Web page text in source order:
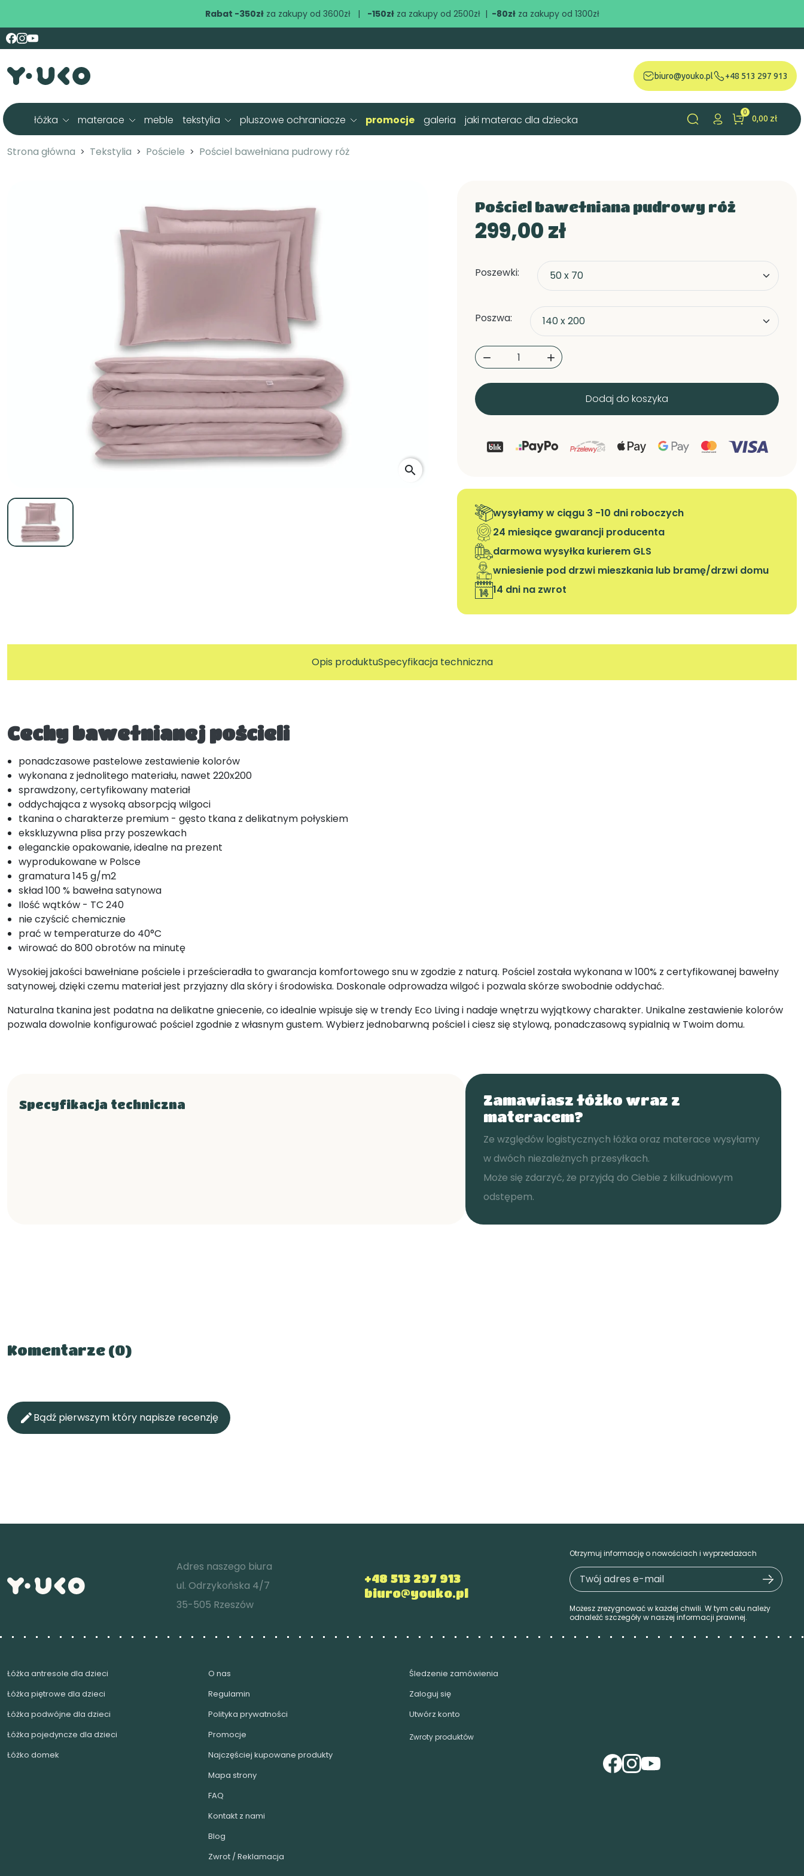
Rabat -350złza zakupy od 3600zł | -150złza zakupy od 2500zł | -80złza zakupy od 1300zł
biuro@youko.pl +48 513 297 913
łóżka materace meble tekstylia pluszowe ochraniacze promocje galeria jaki materac dla dziecka
0
0,00 zł
Strona główna Tekstylia Pościele Pościel bawełniana pudrowy róż
search
Pościel bawełniana pudrowy róż
299,00 zł
Poszewki:
Poszwa:
 
Dodaj do koszyka
wysyłamy w ciągu 3 -10 dni roboczych
24 miesiące gwarancji producenta
darmowa wysyłka kurierem GLS
wniesienie pod drzwi mieszkania lub bramę/drzwi domu
14 dni na zwrot
Opis produktuSpecyfikacja techniczna
Cechy bawełnianej pościeli
ponadczasowe pastelowe zestawienie kolorów
wykonana z jednolitego materiału, nawet 220x200
sprawdzony, certyfikowany materiał
oddychająca z wysoką absorpcją wilgoci
tkanina o charakterze premium - gęsto tkana z delikatnym połyskiem
ekskluzywna plisa przy poszewkach
eleganckie opakowanie, idealne na prezent
wyprodukowane w Polsce
gramatura 145 g/m2
skład 100 % bawełna satynowa
Ilość wątków - TC 240
nie czyścić chemicznie
prać w temperaturze do 40°C
wirować do 800 obrotów na minutę
Wysokiej jakości bawełniane pościele i prześcieradła to gwarancja komfortowego snu w zgodzie z naturą. Pościel została wykonana w 100% z certyfikowanej bawełny
satynowej, dzięki czemu materiał jest przyjazny dla skóry i środowiska. Doskonale odprowadza wilgoć i pozwala skórze swobodnie oddychać.
Naturalna tkanina jest podatna na delikatne gniecenie, co idealnie wpisuje się w trendy Eco Living i nadaje wnętrzu wyjątkowy charakter. Unikalne zestawienie kolorów
pozwala dowolnie konfigurować pościel zgodnie z własnym gustem. Wybierz jednobarwną pościel i ciesz się stylową, ponadczasową sypialnią w Twoim domu.
Specyfikacja techniczna
Zamawiasz łóżko wraz z
materacem?
Ze względów logistycznych łóżka oraz materace wysyłamy
w dwóch niezależnych przesyłkach.
Może się zdarzyć, że przyjdą do Ciebie z kilkudniowym
odstępem.
Komentarze (0)
Bądź pierwszym który napisze recenzję
Adres naszego biura
ul. Odrzykońska 4/7
35-505 Rzeszów
+48 513 297 913
biuro@youko.pl
Otrzymuj informację o nowościach i wyprzedażach
Możesz zrezygnować w każdej chwili. W tym celu należy
odnaleźć szczegóły w naszej informacji prawnej.
Łóżka antresole dla dzieci
Łóżka piętrowe dla dzieci
Łóżka podwójne dla dzieci
Łóżka pojedyncze dla dzieci
Łóżko domek
O nas
Regulamin
Polityka prywatności
Promocje
Najczęściej kupowane produkty
Mapa strony
FAQ
Kontakt z nami
Blog
Zwrot / Reklamacja
Śledzenie zamówienia
Zaloguj się
Utwórz konto
Zwroty produktów